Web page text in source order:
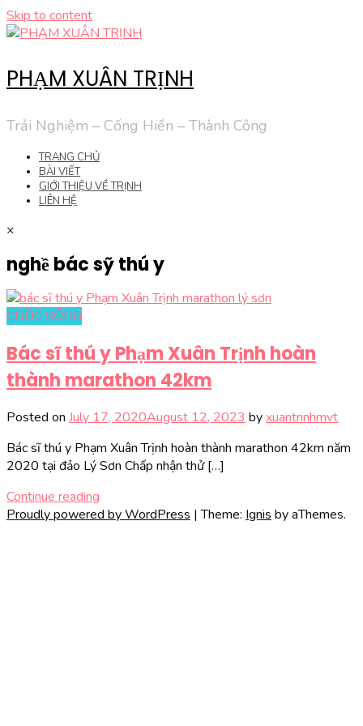
Skip to content
PHẠM XUÂN TRỊNH
Trải Nghiệm – Cống Hiền – Thành Công
TRANG CHỦ
BÀI VIẾT
GIỚI THIỆU VỀ TRỊNH
LIÊN HỆ
×
nghề bác sỹ thú y
CUỘC SỐNG
Bác sĩ thú y Phạm Xuân Trịnh hoàn
thành marathon 42km
Posted on July 17, 2020August 12, 2023 byxuantrinhmvt
Bác sĩ thú y Phạm Xuân Trịnh hoàn thành marathon 42km năm
2020 tại đảo Lý Sơn Chấp nhận thử […]
Continue reading
Proudly powered by WordPress |Theme: Ignis by aThemes.